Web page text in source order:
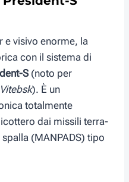
e visivo enorme, la
con il sistema di
S(noto per
). È un
totalmente
dai missili terra-
(MANPADS) tipo